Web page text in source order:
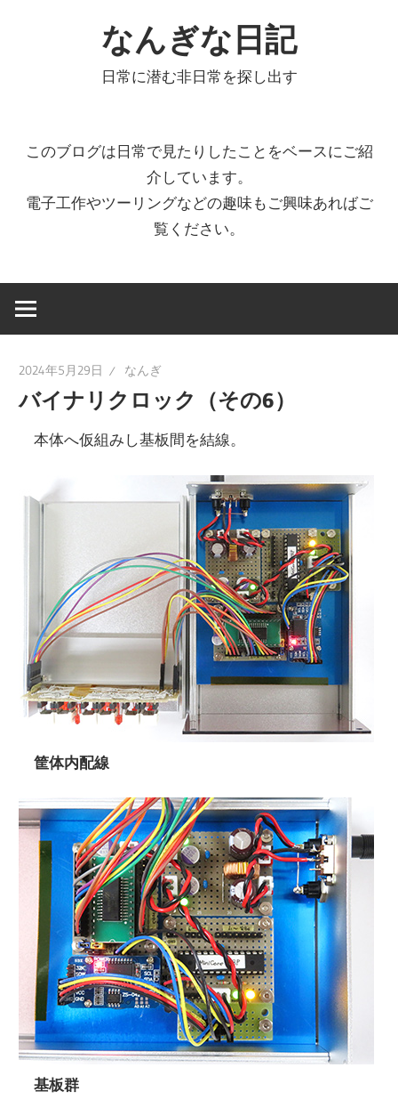
なんぎな日記
日常に潜む非日常を探し出す
このブログは日常で見たりしたことをベースにご紹
介しています。
電子工作やツーリングなどの趣味もご興味あればご
覧ください。
2024年5月29日 なんぎ
バイナリクロック（その6）
本体へ仮組みし基板間を結線。
筐体内配線
基板群